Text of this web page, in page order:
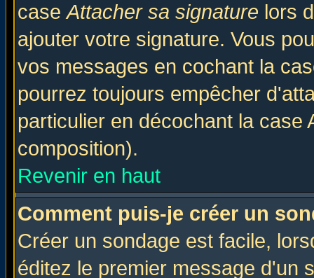
caseAttacher sa signature lors
ajouter votre signature. Vous
vos messages en cochant la
pourrez toujours empêcher
particulier en décochant la
composition).
Revenir en haut
Comment puis-je créer un
Créer un sondage est facile,
éditez le premier message d'un